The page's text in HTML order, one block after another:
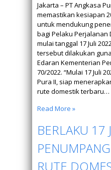
Jakarta – PT Angkasa
memastikan kesiapan
untuk mendukung
bagi Pelaku Perjalanan
mulai tanggal 17 Juli
tersebut dilakukan
Edaran Kementerian
70/2022. “Mulai 17 Juli
Pura II, siap
rute domestik terbaru…
Read More »
BERLAKU 17
RUTE